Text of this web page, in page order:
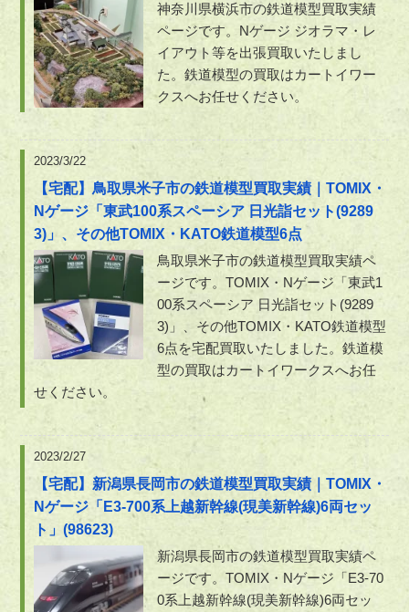
神奈川県横浜市の鉄道模型買取実績
ページです。Nゲージ ジオラマ・レ
イアウト等を出張買取いたしまし
た。鉄道模型の買取はカートイワー
クスへお任せください。
2023/3/22
【宅配】鳥取県米子市の鉄道模型買取実績｜TOMIX・
Nゲージ「東武100系スペーシア 日光詣セット(9289
3)」、その他TOMIX・KATO鉄道模型6点
鳥取県米子市の鉄道模型買取実績ペ
ージです。TOMIX・Nゲージ「東武1
00系スペーシア 日光詣セット(9289
3)」、その他TOMIX・KATO鉄道模型
6点を宅配買取いたしました。鉄道模
型の買取はカートイワークスへお任
せください。
2023/2/27
【宅配】新潟県長岡市の鉄道模型買取実績｜TOMIX・
Nゲージ「E3-700系上越新幹線(現美新幹線)6両セッ
ト」(98623)
新潟県長岡市の鉄道模型買取実績ペ
ージです。TOMIX・Nゲージ「E3-70
0系上越新幹線(現美新幹線)6両セッ